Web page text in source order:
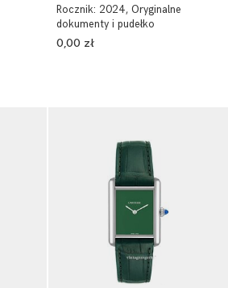
Rocznik: 2024, Oryginalne
dokumenty i pudełko
0,00 zł